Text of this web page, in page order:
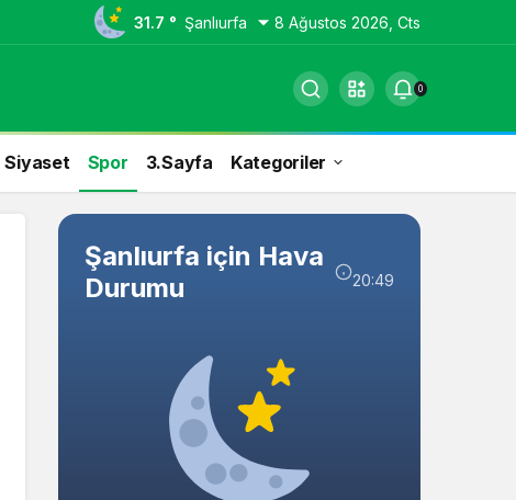
31.7 ° Şanlıurfa 8 Ağustos 2026, Cts
0
Siyaset Spor 3.Sayfa Kategoriler
Şanlıurfa için Hava
Durumu
20:49